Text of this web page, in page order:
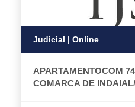
Judicial | Online
APARTAMENTOCOM
COMARCA DE